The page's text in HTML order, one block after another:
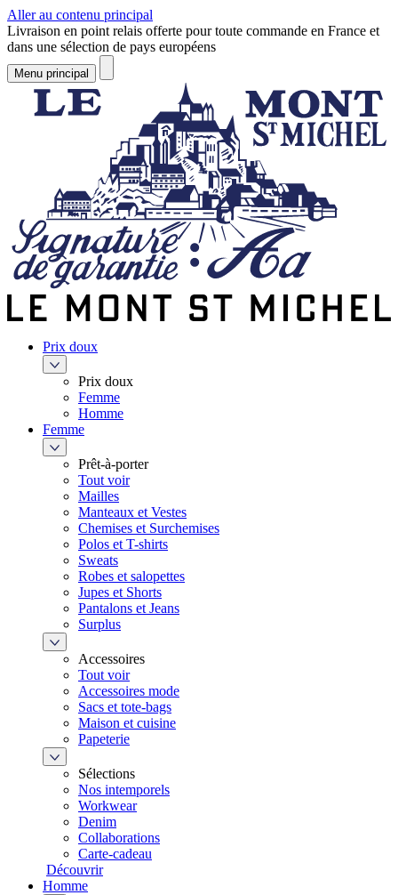
Aller au contenu principal
Livraison en point relais offerte pour toute commande en France et
dans une sélection de pays européens
Menu principal
Prix doux
Prix doux
Femme
Homme
Femme
Prêt-à-porter
Tout voir
Mailles
Manteaux et Vestes
Chemises et Surchemises
Polos et T-shirts
Sweats
Robes et salopettes
Jupes et Shorts
Pantalons et Jeans
Surplus
Accessoires
Tout voir
Accessoires mode
Sacs et tote-bags
Maison et cuisine
Papeterie
Sélections
Nos intemporels
Workwear
Denim
Collaborations
Carte-cadeau
Découvrir
Homme